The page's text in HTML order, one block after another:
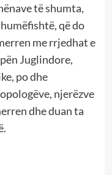
të shumta,
që do
me rrjedhat e
Juglindore,
po dhe
njerëzve
dhe duan ta